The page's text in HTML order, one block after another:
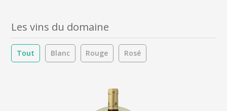
Les vins du domaine
Tout Blanc Rouge Rosé